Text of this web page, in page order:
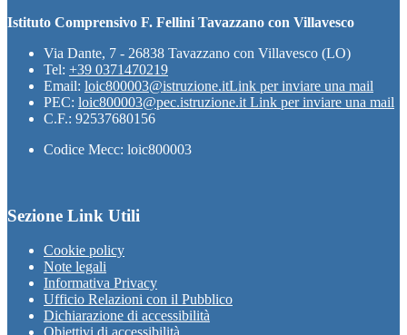
Istituto Comprensivo F. Fellini Tavazzano con Villavesco
Via Dante, 7 - 26838 Tavazzano con Villavesco (LO)
Tel: +39 0371470219
Email: loic800003@istruzione.itLink per inviare una mail
PEC: loic800003@pec.istruzione.it Link per inviare una mail
C.F.: 92537680156
Codice Mecc: loic800003
Sezione Link Utili
Cookie policy
Note legali
Informativa Privacy
Ufficio Relazioni con il Pubblico
Dichiarazione di accessibilità